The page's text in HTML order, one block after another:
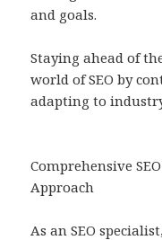
and goals.
Staying ahead of
world of SEO by
adapting to
Comprehensive
Approach
As an SEO